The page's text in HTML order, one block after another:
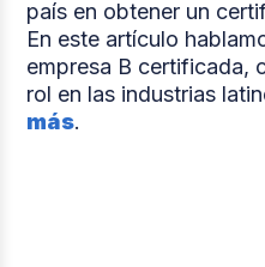
país en obtener un
En este artículo
empresa B certificada,
rol en las industrias
más.